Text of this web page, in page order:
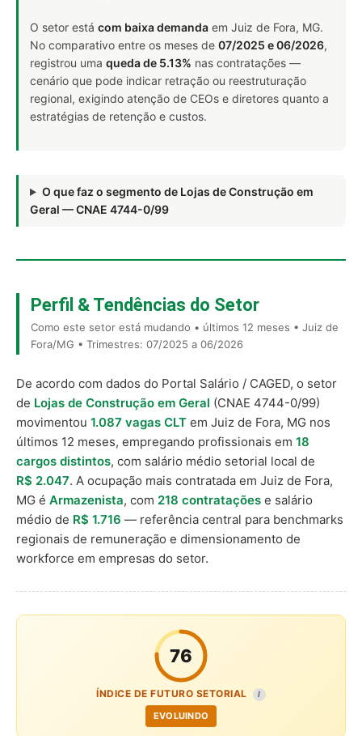
O setor está com baixa demanda em Juiz de Fora, MG.
No comparativo entre os meses de 07/2025 e 06/2026,
registrou uma queda de 5.13% nas contratações —
cenário que pode indicar retração ou reestruturação
regional, exigindo atenção de CEOs e diretores quanto a
estratégias de retenção e custos.
O que faz o segmento de Lojas de Construção em
Geral — CNAE 4744-0/99
Perfil & Tendências do Setor
Como este setor está mudando • últimos 12 meses • Juiz de
Fora/MG • Trimestres: 07/2025 a 06/2026
De acordo com dados do Portal Salário / CAGED, o setor
de Lojas de Construção em Geral (CNAE 4744-0/99)
movimentou 1.087 vagas CLT em Juiz de Fora, MG nos
últimos 12 meses, empregando profissionais em 18
cargos distintos, com salário médio setorial local de
R$ 2.047. A ocupação mais contratada em Juiz de Fora,
MG é Armazenista, com 218 contratações e salário
médio de R$ 1.716 — referência central para benchmarks
regionais de remuneração e dimensionamento de
workforce em empresas do setor.
76
ÍNDICE DE FUTURO SETORIAL I
EVOLUINDO